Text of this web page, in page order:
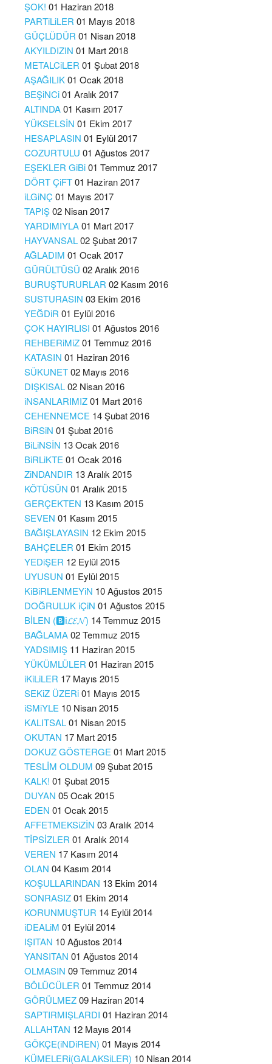
ŞOK! 01 Haziran 2018
PARTiLiLER 01 Mayıs 2018
GÜÇLÜDÜR 01 Nisan 2018
AKYILDIZIN 01 Mart 2018
METALCiLER 01 Şubat 2018
AŞAĞILIK01 Ocak 2018
BEŞiNCi01 Aralık 2017
ALTINDA01 Kasım 2017
YÜKSELSİN 01 Ekim 2017
HESAPLASIN 01 Eylül 2017
COZURTULU 01 Ağustos 2017
EŞEKLER GiBi01 Temmuz 2017
DÖRT ÇiFT01 Haziran 2017
iLGiNÇ 01 Mayıs 2017
TAPIŞ02 Nisan 2017
YARDIMIYLA01 Mart 2017
HAYVANSAL02 Şubat 2017
AĞLADIM 01 Ocak 2017
GÜRÜLTÜSÜ 02 Aralık 2016
BURUŞTURURLAR 02 Kasım 2016
SUSTURASIN 03 Ekim 2016
YEĞDiR 01 Eylül 2016
ÇOK HAYIRLISI 01 Ağustos 2016
REHBERiMiZ01 Temmuz 2016
KATASIN 01 Haziran 2016
SÜKUNET02 Mayıs 2016
DIŞKISAL02 Nisan 2016
iNSANLARIMIZ01 Mart 2016
CEHENNEMCE 14 Şubat 2016
BiRSiN 01 Şubat 2016
BiLiNSİN 13 Ocak 2016
BiRLiKTE 01 Ocak 2016
ZiNDANDIR 13 Aralık 2015
KÖTÜSÜN 01 Aralık 2015
GERÇEKTEN 13 Kasım 2015
SEVEN 01 Kasım 2015
BAĞIŞLAYASIN 12 Ekim 2015
BAHÇELER 01 Ekim 2015
YEDiŞER 12 Eylül 2015
UYUSUN 01 Eylül 2015
KiBiRLENMEYiN 10 Ağustos 2015
DOĞRULUK iÇiN 01 Ağustos 2015
BİLEN (🅱️ℹ️𝓛𝓔𝓝) 14 Temmuz 2015
BAĞLAMA02 Temmuz 2015
YADSIMIŞ 11 Haziran 2015
YÜKÜMLÜLER 01 Haziran 2015
iKiLiLER 17 Mayıs 2015
SEKiZ ÜZERi01 Mayıs 2015
iSMiYLE 10 Nisan 2015
KALITSAL01 Nisan 2015
OKUTAN 17 Mart 2015
DOKUZ GÖSTERGE 01 Mart 2015
TESLİM OLDUM 09 Şubat 2015
KALK! 01 Şubat 2015
DUYAN 05 Ocak 2015
EDEN 01 Ocak 2015
AFFETMEKSiZİN 03 Aralık 2014
TİPSİZLER 01 Aralık 2014
VEREN 17 Kasım 2014
OLAN 04 Kasım 2014
KOŞULLARINDAN 13 Ekim 2014
SONRASIZ01 Ekim 2014
KORUNMUŞTUR 14 Eylül 2014
iDEALiM 01 Eylül 2014
IŞITAN 10 Ağustos 2014
YANSITAN 01 Ağustos 2014
OLMASIN 09 Temmuz 2014
BÖLÜCÜLER 01 Temmuz 2014
GÖRÜLMEZ09 Haziran 2014
SAPTIRMIŞLARDI 01 Haziran 2014
ALLAHTAN 12 Mayıs 2014
GÖKÇE(iNDiREN) 01 Mayıs 2014
KÜMELERi(GALAKSiLER) 10 Nisan 2014